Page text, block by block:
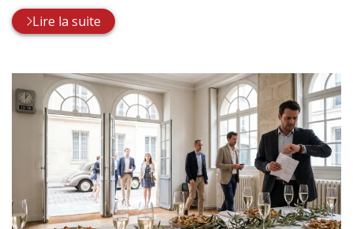
Lire la suite